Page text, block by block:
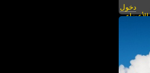
دخول
الأعضاء